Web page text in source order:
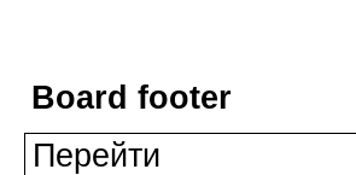
Board footer
Перейти